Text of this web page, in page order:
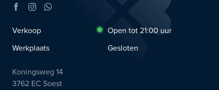
Verkoop
Open tot 21:00 uur
Werkplaats
Gesloten
Koningsweg 14
3762 EC Soest